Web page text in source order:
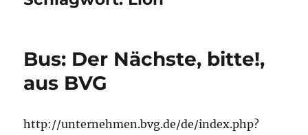
Bus: Der Nächste, bitte!,
aus BVG
http://unternehmen.bvg.de/de/index.php?